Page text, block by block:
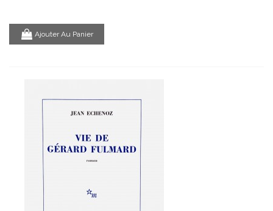
Ajouter Au Panier